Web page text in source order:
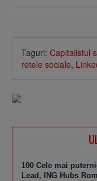
Taguri: Capitalistul
retele sociale,
100 Cele mai
Lead, ING Hubs